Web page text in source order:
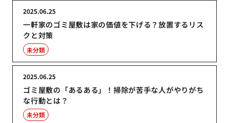
一軒家のゴミ屋敷は家の価値を下げる？放置するリス
クと対策
2025.06.25
未分類
ゴミ屋敷の「あるある」！掃除が苦手な人がやりがち
な行動とは？
2025.06.25
未分類